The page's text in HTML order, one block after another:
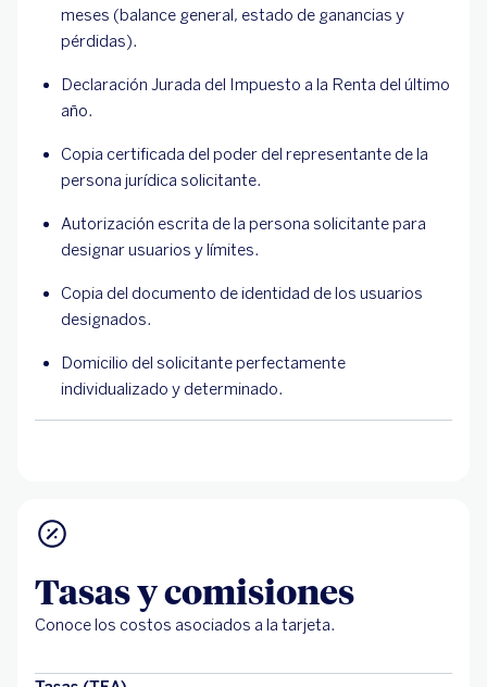
meses (balance general, estado de ganancias y
pérdidas).
Declaración Jurada del Impuesto a la Renta del último
año.
Copia certificada del poder del representante de la
persona jurídica solicitante.
Autorización escrita de la persona solicitante para
designar usuarios y límites.
Copia del documento de identidad de los usuarios
designados.
Domicilio del solicitante perfectamente
individualizado y determinado.
Tasas y comisiones
Conoce los costos asociados a la tarjeta.